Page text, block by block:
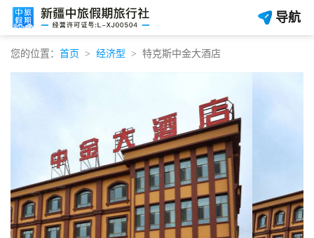
导航
您的位置： 首页 经济型 特克斯中金大酒店